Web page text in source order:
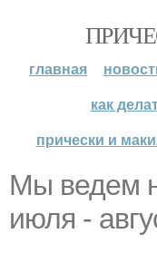
главная
как
прически и
Мы ведем
июля -